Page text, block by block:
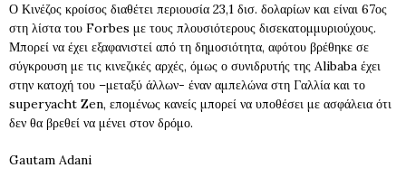
Ο Κινέζος κροίσος διαθέτει περιουσία 23,1 δισ. δολαρίων και είναι 67ος
στη λίστα του Forbes με τους πλουσιότερους δισεκατομμυριούχους.
Μπορεί να έχει εξαφανιστεί από τη δημοσιότητα, αφότου βρέθηκε σε
σύγκρουση με τις κινεζικές αρχές, όμως ο συνιδρυτής της Alibaba έχει
στην κατοχή του –μεταξύ άλλων- έναν αμπελώνα στη Γαλλία και το
superyacht Zen, επομένως κανείς μπορεί να υποθέσει με ασφάλεια ότι
δεν θα βρεθεί να μένει στον δρόμο.
Gautam Adani